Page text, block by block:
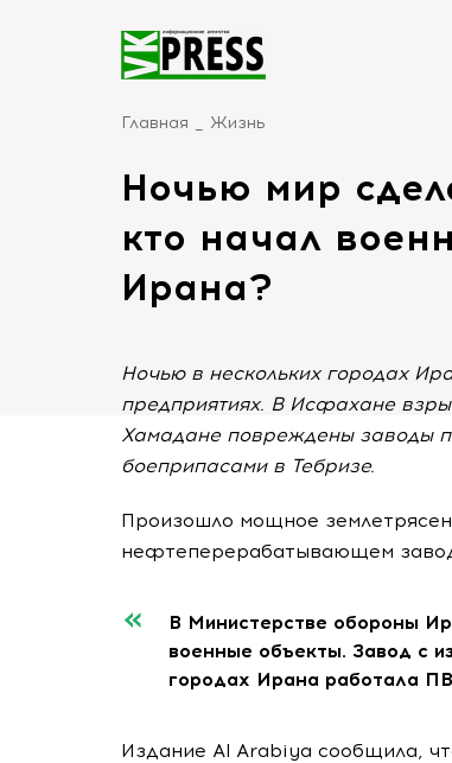
Главная Жизнь
Ночью мир
кто начал
Ирана?
Ночью в нескольких городах
предприятиях. В Исфахане
Хамадане повреждены заводы
боеприпасами в Тебризе.
Произошло мощное
нефтеперерабатывающем
В Министерстве обороны
военные объекты. Завод с
городах Ирана работала
Издание Al Arabiya сообщила,